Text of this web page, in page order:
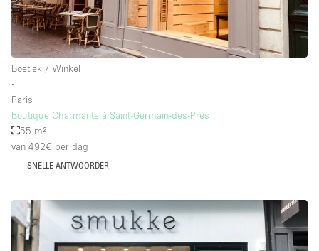
Boetiek / Winkel
∙
Paris
Boutique Charmante à Saint-Germain-des-Prés
55 m²
van 492€ per dag
SNELLE ANTWOORDER